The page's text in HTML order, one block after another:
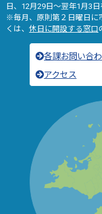
日、12月29日～翌年1月3日
※毎月、原則第２日曜日に
くは、 休日に開設する窓口
各課お問い合
アクセス